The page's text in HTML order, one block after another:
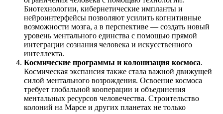
Биотехнологии, кибернетические импланты и
нейроинтерфейсы позволяют усилить когнитивные
возможности мозга, а в перспективе — создать новый
уровень ментального единства с помощью прямой
интеграции сознания человека и искусственного
интеллекта.
Космические программы и колонизация космоса.
Космическая экспансия также стала важной движущей
силой ментального возрождения. Освоение космоса
требует глобальной кооперации и объединения
ментальных ресурсов человечества. Строительство
колоний на Марсе и других планетах не только